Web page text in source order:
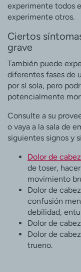
experimente todos
experimente otros.
Ciertos
grave
También puede
diferentes fases de
por sí sola, pero
potencialmente
Consulte a su
o vaya a la sala de
siguientes signos y
Dolor de
de toser,
movimiento
Dolor de
confusión
debilidad,
Dolor de
Dolor de
trueno.